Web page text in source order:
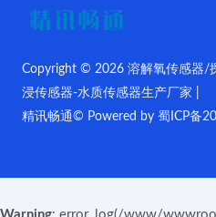
Copyright © 2026 溶解氧传感器/
浸传感器-水质传感器生产厂家 |
精讯畅通© Powered by 蜀ICP备